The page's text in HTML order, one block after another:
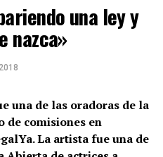
una ley y
nazca»
una de las oradoras de la
de comisiones en
La artista fue una de